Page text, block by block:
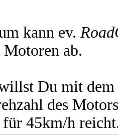
kann ev.
ab.
Du mit
des
für 45km/h